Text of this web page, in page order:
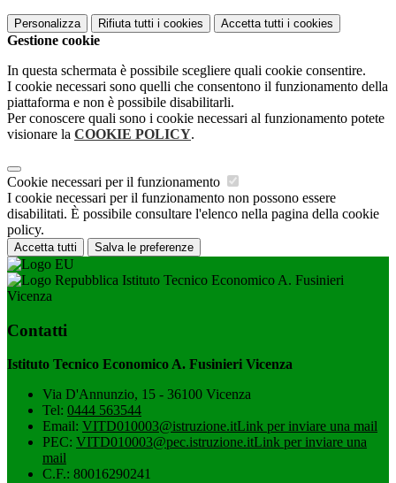
Personalizza Rifiuta tutti i cookies Accetta tutti i cookies
Gestione cookie
In questa schermata è possibile scegliere quali cookie consentire.
I cookie necessari sono quelli che consentono il funzionamento della
piattaforma e non è possibile disabilitarli.
Per conoscere quali sono i cookie necessari al funzionamento potete
visionare la COOKIE POLICY.
Cookie necessari per il funzionamento
I cookie necessari per il funzionamento non possono essere
disabilitati. È possibile consultare l'elenco nella pagina della cookie
policy.
Accetta tutti Salva le preferenze
Istituto Tecnico Economico A. Fusinieri
Vicenza
Contatti
Istituto Tecnico Economico A. Fusinieri Vicenza
Via D'Annunzio, 15 - 36100 Vicenza
Tel: 0444 563544
Email: VITD010003@istruzione.itLink per inviare una mail
PEC: VITD010003@pec.istruzione.itLink per inviare una
mail
C.F.: 80016290241